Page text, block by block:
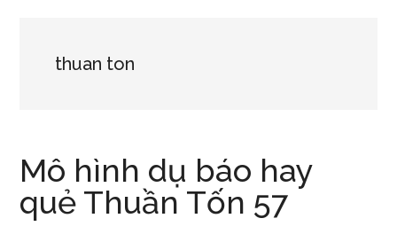
thuan ton
Mô hình dụ báo hay
quẻ Thuần Tốn 57